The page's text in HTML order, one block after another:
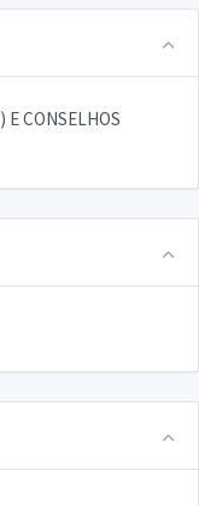
E CONSELHOS